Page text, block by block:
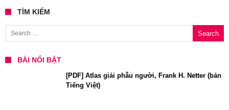
TÌM KIẾM
Search for:
BÀI NỔI BẬT
[PDF] Atlas giải phẫu người, Frank H. Netter (bản
Tiếng Việt)